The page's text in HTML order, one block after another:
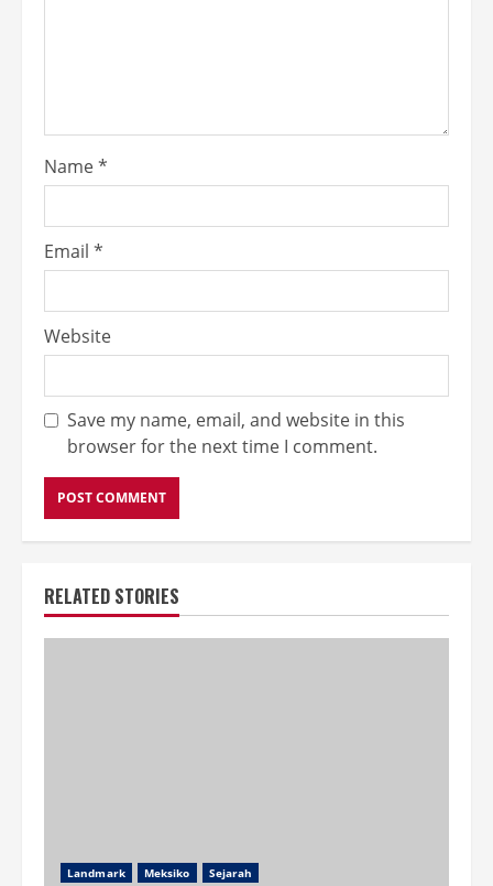
Name*
Email *
Website
Save my name, email, and website in this
browser for the next time I comment.
RELATED STORIES
Landmark Meksiko
Sejarah